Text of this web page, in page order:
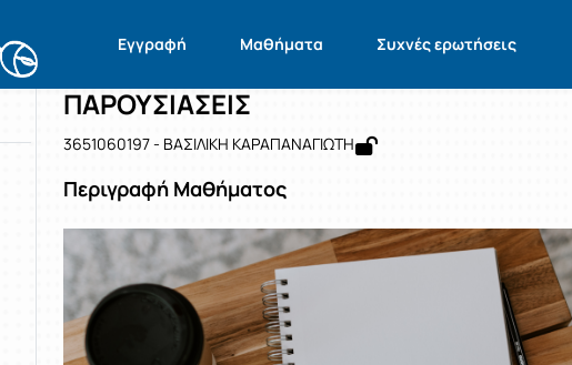
Εγγραφή Μαθήματα Συχνές ερωτήσεις
Αρχική Σελίδα ΠΑΡΟΥΣΙΑΣΕΙΣ
Μάθημα : ΠΑΡΟΥΣΙΑΣΕΙΣ
Κωδικός : 3651060197
ΠΑΡΟΥΣΙΑΣΕΙΣ
3651060197 - ΒΑΣΙΛΙΚΗ ΚΑΡΑΠΑΝΑΓΙΩΤΗ
Περιγραφή Μαθήματος